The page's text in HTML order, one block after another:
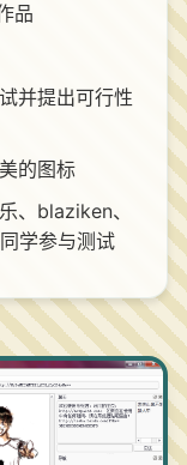
品
并提出可行性
的图标
、blaziken、
学参与测试